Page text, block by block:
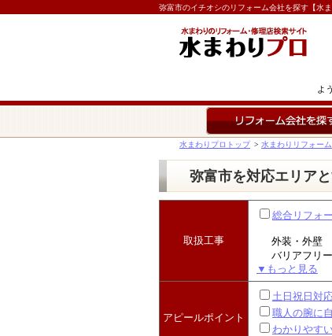
弥富市のイチオシのリフォーム会社を探す【水ま
よ
水まわりプロトップ > 水まわりリフォーム
弥富市を対応エリア
取扱工事
総合リフォ
外装・外壁
バリアフリ
▼もっと見る
アピールポイント
土日祝日対
職人の腕に
わかりやす